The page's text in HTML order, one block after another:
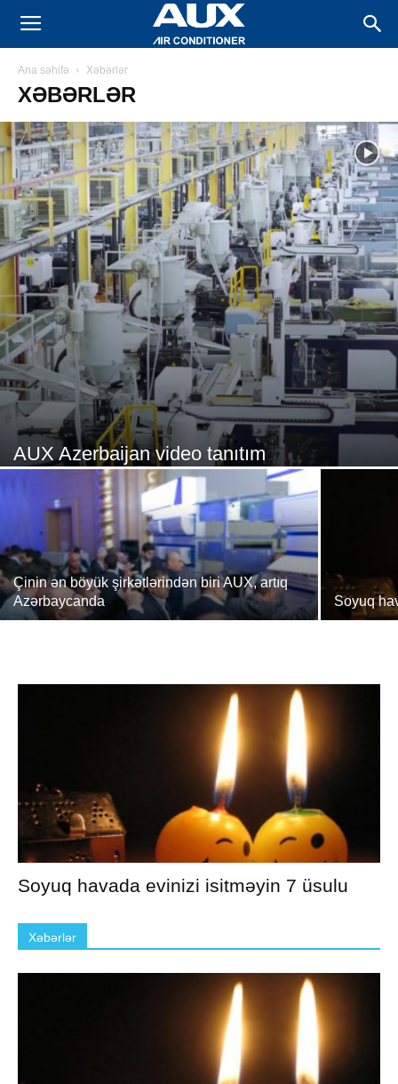
AUX
Kondisioner
Ana səhifə Xəbərlər
XƏBƏRLƏR
AUX Azerbaijan video tanıtım
Çinin ən böyük şirkətlərindən biri AUX, artıq
Azərbaycanda
Soyuq
Soyuq havada evinizi isitməyin 7 üsulu
Xəbərlər